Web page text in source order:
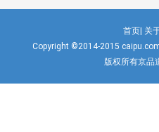
首页| 关
Copyright ©2014-2015
版权所有京品